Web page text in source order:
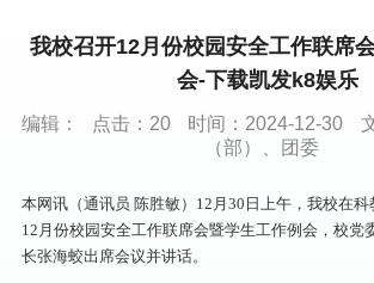
我校召开12月份校园安全工作联席
会-下载凯发k8娱乐
编辑： 点击： 20 时间：2024-12-30
（部）、团委
本网讯（通讯员 陈胜敏）12月30日上午，我校在
12月份校园安全工作联席会暨学生工作例会，校党
长张海蛟出席会议并讲话。